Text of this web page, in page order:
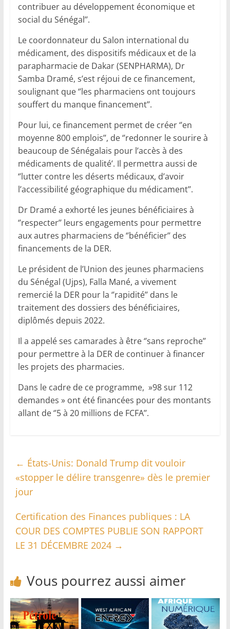
contribuer au développement économique et
social du Sénégal’’.
Le coordonnateur du Salon international du
médicament, des dispositifs médicaux et de la
parapharmacie de Dakar (SENPHARMA), Dr
Samba Dramé, s’est réjoui de ce financement,
soulignant que ‘’les pharmaciens ont toujours
souffert du manque financement’’.
Pour lui, ce financement permet de créer ‘’en
moyenne 800 emplois’’, de ‘’redonner le sourire à
beaucoup de Sénégalais pour l’accès à des
médicaments de qualité’. Il permettra aussi de
‘’lutter contre les déserts médicaux, d’avoir
l’accessibilité géographique du médicament’’.
Dr Dramé a exhorté les jeunes bénéficiaires à
‘’respecter’’ leurs engagements pour permettre
aux autres pharmaciens de ‘’bénéficier’’ des
financements de la DER.
Le président de l’Union des jeunes pharmaciens
du Sénégal (Ujps), Falla Mané, a vivement
remercié la DER pour la ‘’rapidité’’ dans le
traitement des dossiers des bénéficiaires,
diplômés depuis 2022.
Il a appelé ses camarades à être ‘’sans reproche’’
pour permettre à la DER de continuer à financer
les projets des pharmacies.
Dans le cadre de ce programme, »98 sur 112
demandes » ont été financées pour des montants
allant de ‘’5 à 20 millions de FCFA’’.
← États-Unis: Donald Trump dit vouloir
«stopper le délire transgenre» dès le premier
jour
Certification des Finances publiques : LA
COUR DES COMPTES PUBLIE SON RAPPORT
LE 31 DÉCEMBRE 2024 →
Vous pourrez aussi aimer